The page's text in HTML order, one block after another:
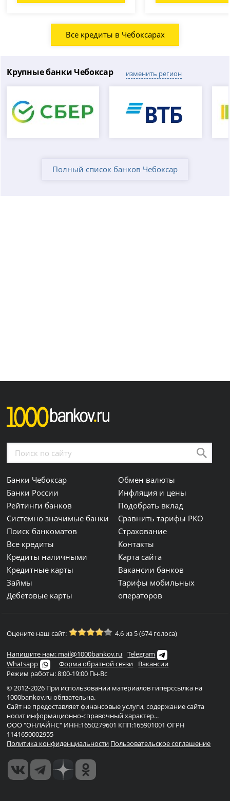
Все кредиты в Чебоксарах
Крупные банки Чебоксар изменить регион
Полный список банков Чебоксар
Банки Чебоксар
Банки России
Рейтинги банков
Системно значимые банки
Поиск банкоматов
Все кредиты
Кредиты наличными
Кредитные карты
Займы
Дебетовые карты
Обмен валюты
Инфляция и цены
Подобрать вклад
Сравнить тарифы РКО
Страхование
Контакты
Карта сайта
Вакансии банков
Тарифы мобильных
операторов
Оцените наш сайт: 4.6 из 5 (674 голоса)
Напишите нам: mail@1000bankov.ru
Telegram
Whatsapp
Форма обратной связи
Вакансии
Режим работы: 8:00-19:00 Пн-Вс
© 2012-2026 При использовании материалов гиперссылка на
1000bankov.ru обязательна.
Сайт не предоставляет финансовые услуги, содержание сайта
носит информационно-справочный характер...
ООО "ОНЛАЙНС" ИНН:1650279601 КПП:165901001 ОГРН
1141650002955
Политика конфиденциальности Пользовательское соглашение